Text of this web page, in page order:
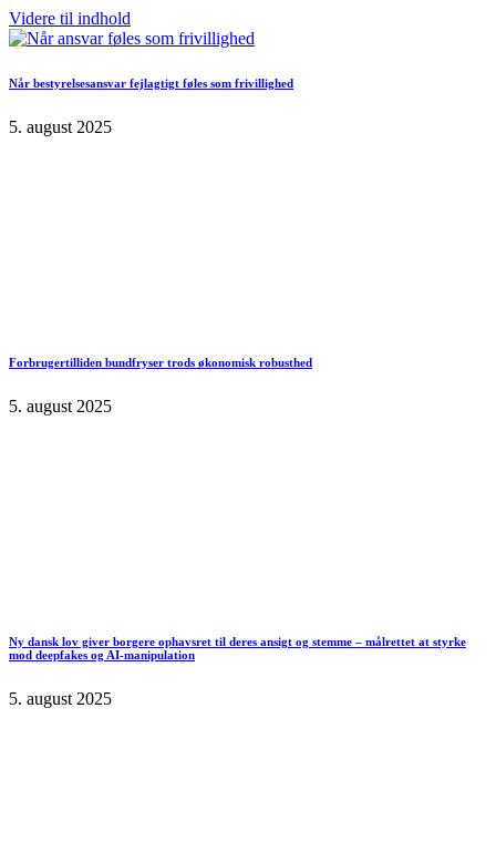
Videre til indhold
Når bestyrelsesansvar fejlagtigt føles som frivillighed
5. august 2025
Forbrugertilliden bundfryser trods økonomisk robusthed
5. august 2025
Ny dansk lov giver borgere ophavsret til deres ansigt og stemme – målrettet at styrke
mod deepfakes og AI-manipulation
5. august 2025